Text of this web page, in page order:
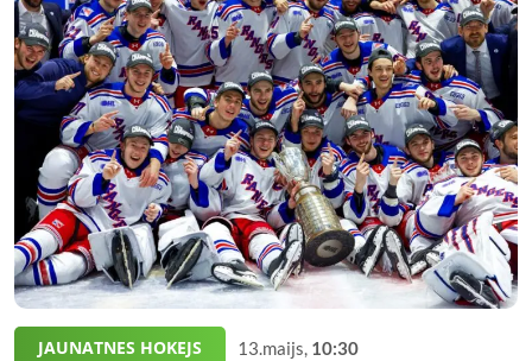
JAUNATNES HOKEJS 13.maijs, 10:30